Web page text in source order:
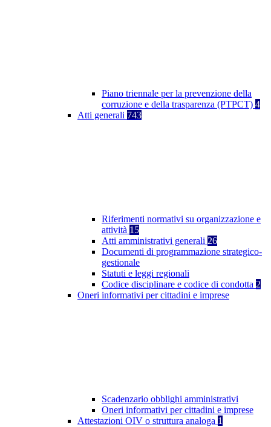
Piano triennale per la prevenzione della
corruzione e della trasparenza (PTPCT) 4
Atti generali 743
Riferimenti normativi su organizzazione e
attività 15
Atti amministrativi generali 26
Documenti di programmazione strategico-
gestionale
Statuti e leggi regionali
Codice disciplinare e codice di condotta 2
Oneri informativi per cittadini e imprese
Scadenzario obblighi amministrativi
Oneri informativi per cittadini e imprese
Attestazioni OIV o struttura analoga 1